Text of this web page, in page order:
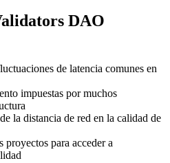
DAO
de latencia comunes en
impuestas por muchos
la distancia de red en la calidad de
para acceder a